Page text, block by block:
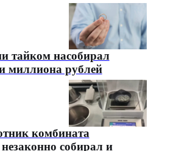
тайком насобирал
миллиона рублей
комбината
собирал и